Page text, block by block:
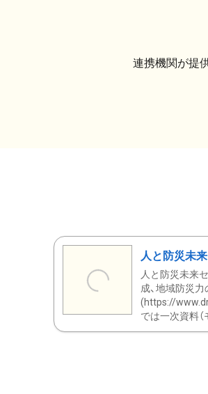
連携機関が提
人と防災未
人と防災未来
成、地域防災
(https://
では一次資料（